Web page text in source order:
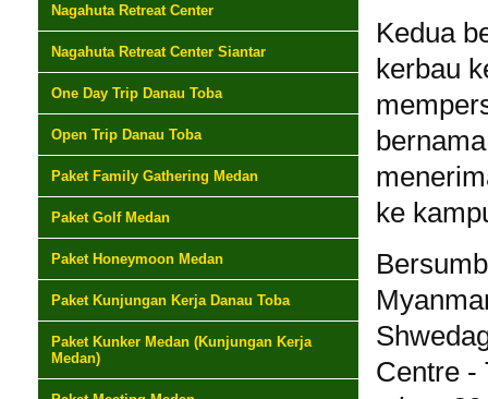
Nagahuta Retreat Center
Nagahuta Retreat Center Siantar
One Day Trip Danau Toba
Open Trip Danau Toba
Paket Family Gathering Medan
Paket Golf Medan
Paket Honeymoon Medan
Paket Kunjungan Kerja Danau Toba
Paket Kunker Medan (Kunjungan Kerja
Medan)
Kedua
kerbau
ke
Centre -